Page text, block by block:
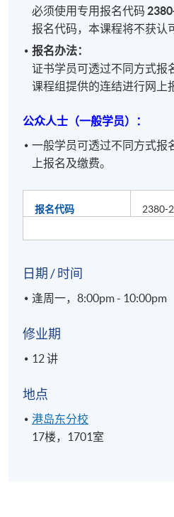
必须使用专用报名代码
报名代码，本课程将不获认
报名办法：
证书学员可透过不同方式报
课程组提供的连结进行网上
公众人士（一般学员）：
一般学员可透过不同方式报
上报名及缴费。
报名代码 2380-
日期 / 时间
逢周一，8:00pm - 10:00pm
修业期
12 讲
地点
港岛东分校
17楼，1701室